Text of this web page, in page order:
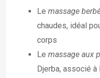
Le massage
chaudes, idéal
corps
Le massage aux
Djerba, associé à